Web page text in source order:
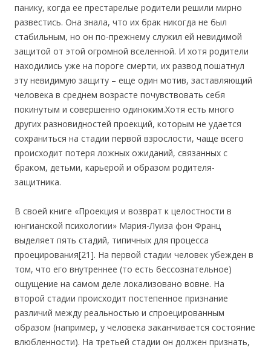
панику, когда ее престарелые родители решили мирно
развестись. Она знала, что их брак никогда не был
стабильным, но он по-прежнему служил ей невидимой
защитой от этой огромной вселенной. И хотя родители
находились уже на пороге смерти, их развод пошатнул
эту невидимую защиту – еще один мотив, заставляющий
человека в среднем возрасте почувствовать себя
покинутым и совершенно одиноким.Хотя есть много
других разновидностей проекций, которым не удается
сохраниться на стадии первой взрослости, чаще всего
происходит потеря ложных ожиданий, связанных с
браком, детьми, карьерой и образом родителя-
защитника.
В своей книге «Проекция и возврат к целостности в
юнгианской психологии» Мария-Луиза фон Франц
выделяет пять стадий, типичных для процесса
проецирования[21]. На первой стадии человек убежден в
том, что его внутреннее (то есть бессознательное)
ощущение на самом деле локализовано вовне. На
второй стадии происходит постепенное признание
различий между реальностью и спроецированным
образом (например, у человека заканчивается состояние
влюбленности). На третьей стадии он должен признать,